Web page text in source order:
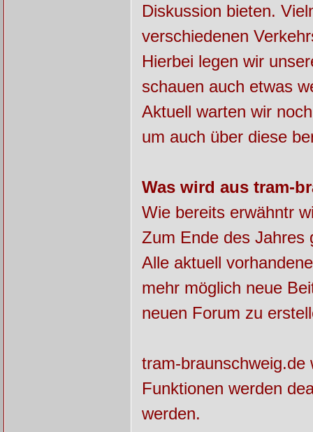
Diskussion bieten.
verschiedenen
Hierbei legen wir
schauen auch etwas
Aktuell warten wir
um auch über diese
Was wird aus tram-
Wie bereits erwähntr
Zum Ende des Jahres
Alle aktuell
mehr möglich neue
neuen Forum zu
tram-braunschweig.de
Funktionen werden
werden.